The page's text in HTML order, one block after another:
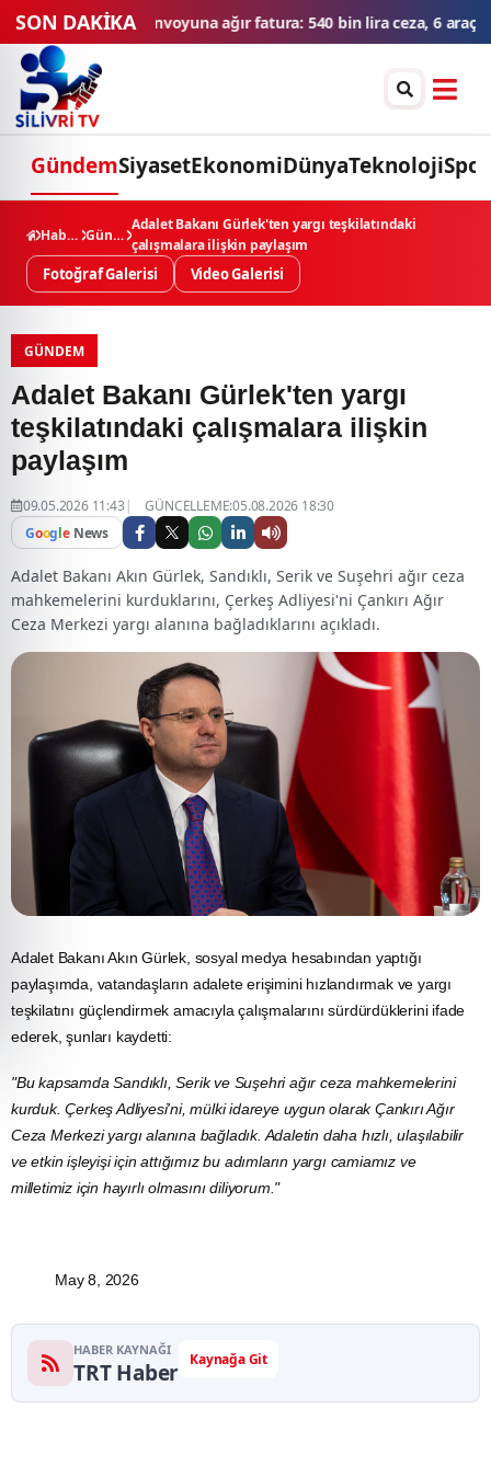
SON DAKİKA
fatura: 540 bin lira ceza, 6 araç trafikten men edildiTHY'den
GündemSiyasetEkonomiDünyaTeknolojiSpor
Haberler Gündem
Adalet Bakanı Gürlek'ten yargı teşkilatındaki
çalışmalara ilişkin paylaşım
Fotoğraf Galerisi Video Galerisi
GÜNDEM
Adalet Bakanı Gürlek'ten yargı
teşkilatındaki çalışmalara ilişkin
paylaşım
09.05.2026 11:43
GÜNCELLEME:05.08.2026 18:30
Google News
Adalet Bakanı Akın Gürlek, Sandıklı, Serik ve Suşehri ağır ceza
mahkemelerini kurduklarını, Çerkeş Adliyesi'ni Çankırı Ağır
Ceza Merkezi yargı alanına bağladıklarını açıkladı.
Adalet Bakanı Akın Gürlek, sosyal medya hesabından yaptığı
paylaşımda, vatandaşların adalete erişimini hızlandırmak ve yargı
teşkilatını güçlendirmek amacıyla çalışmalarını sürdürdüklerini ifade
ederek, şunları kaydetti:
"Bu kapsamda Sandıklı, Serik ve Suşehri ağır ceza mahkemelerini
kurduk. Çerkeş Adliyesi'ni, mülki idareye uygun olarakÇankırıAğır
Ceza Merkezi yargı alanına bağladık. Adaletin daha hızlı, ulaşılabilir
ve etkin işleyişi için attığımız bu adımların yargı camiamız ve
milletimiz için hayırlı olmasını diliyorum."
May 8, 2026
HABER KAYNAĞI
TRT Haber Kaynağa Git